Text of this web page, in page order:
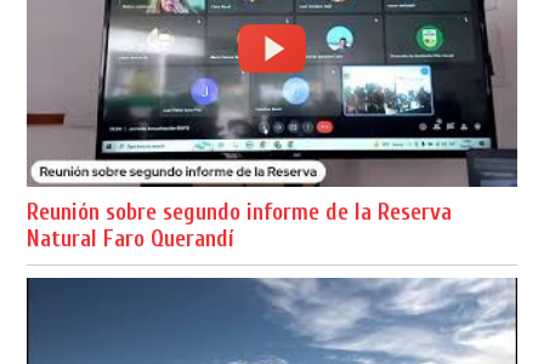
Reunión sobre segundo informe de la Reserva
Natural Faro Querandí